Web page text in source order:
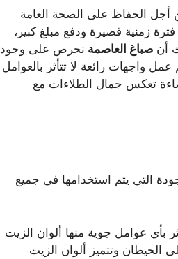
أجل الحفاظ على الصحة العامة
زمنية قصيرة ودفع مبلغ كبير،
أن صباغ العاصمة نحرص على وجود
واجهات رائعة لا تتأثر بالعوامل
تعكس جمال الطلاءات مع
التي يتم استخدامها في جميع
بأي عوامل جوية منها ألوان الزيت
الحيطان وتتميز ألوان الزيت